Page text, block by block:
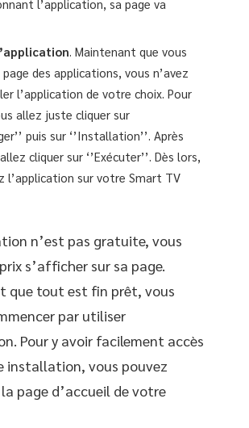
l’application, sa page va
. Maintenant que vous
des applications, vous n’avez
l’application de votre choix. Pour
allez juste cliquer sur
puis sur ‘’Installation’’. Après
cliquer sur ‘’Exécuter’’. Dès lors,
l’application sur votre Smart TV
n’est pas gratuite, vous
s’afficher sur sa page.
que tout est fin prêt, vous
par utiliser
Pour y avoir facilement accès
installation, vous pouvez
page d’accueil de votre